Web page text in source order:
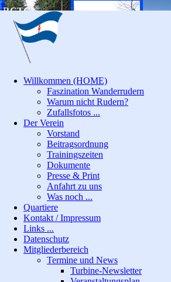
RCTG
≡
Willkommen (HOME)
Faszination Wanderrudern
Warum nicht Rudern?
Zufallsfotos ...
Der Verein
Vorstand
Beitragsordnung
Trainingszeiten
Dokumente
Presse & Print
Anfahrt zu uns
Was noch ...
Quartiere
Kontakt / Impressum
Links ...
Datenschutz
Mitgliederbereich
Termine und News
Turbine-Newsletter